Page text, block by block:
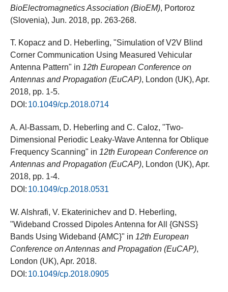
BioElectromagnetics Association (BioEM), Portoroz
(Slovenia), Jun. 2018, pp. 263-268.
T. Kopacz and D. Heberling, "Simulation of V2V Blind
Corner Communication Using Measured Vehicular
Antenna Pattern" in 12th European Conference on
Antennas and Propagation (EuCAP), London (UK), Apr.
2018, pp. 1-5.
DOI: 10.1049/cp.2018.0714
A. Al-Bassam, D. Heberling and C. Caloz, "Two-
Dimensional Periodic Leaky-Wave Antenna for Oblique
Frequency Scanning" in 12th European Conference on
Antennas and Propagation (EuCAP), London (UK), Apr.
2018, pp. 1-4.
DOI: 10.1049/cp.2018.0531
W. Alshrafi, V. Ekaterinichev and D. Heberling,
"Wideband Crossed Dipoles Antenna for All {GNSS}
Bands Using Wideband {AMC}" in 12th European
Conference on Antennas and Propagation (EuCAP),
London (UK), Apr. 2018.
DOI: 10.1049/cp.2018.0905